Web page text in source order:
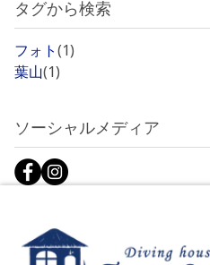
タグから検索
フォト(1)
葉山(1)
ソーシャルメディア